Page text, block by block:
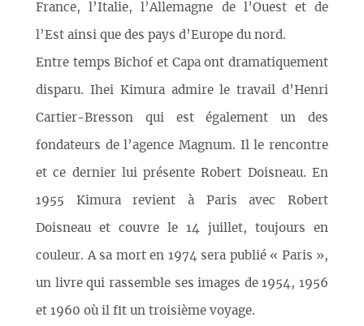
France, l’Italie, l’Allemagne de l’Ouest et de
l’Est ainsi que des pays d’Europe du nord.
Entre temps Bichof et Capa ont dramatiquement
disparu. Ihei Kimura admire le travail d’Henri
Cartier-Bresson qui est également un des
fondateurs de l’agence Magnum. Il le rencontre
et ce dernier lui présente Robert Doisneau. En
1955 Kimura revient à Paris avec Robert
Doisneau et couvre le 14 juillet, toujours en
couleur. A sa mort en 1974 sera publié « Paris »,
un livre qui rassemble ses images de 1954, 1956
et 1960 où il fit un troisième voyage.